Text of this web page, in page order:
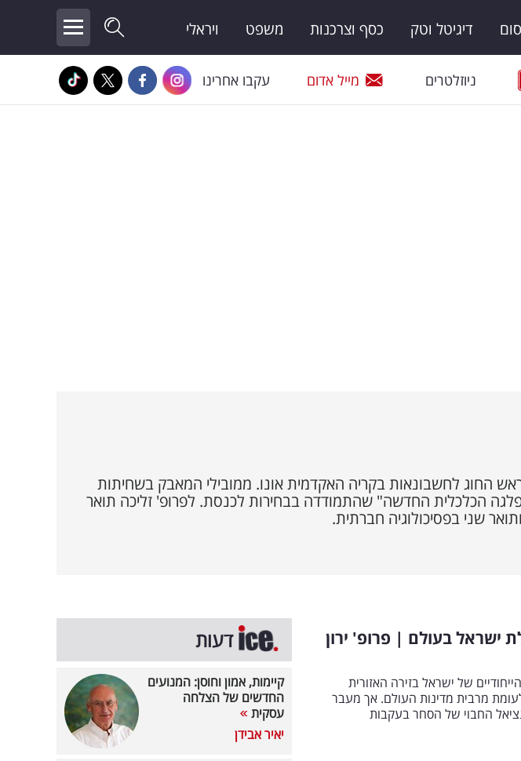
דיגיטל וטק כסף וצרכנות משפט ויראלי
ניוזלטרים מייל אדום עקבו אחרינו
החוג לחשבונאות בקריה האקדמית אונו. ממובילי המאבק בשחיתות
הכלכלית החדשה" שהתמודדה בבחירות לכנסת. לפרופ' זליכה תואר
שני בפסיכולוגיה חברתית.
ישראל בעולם | פרופ' ירון
של ישראל בזירה האזורית
מרבית מדינות העולם. אך מעבר
החבוי של הסחר בעקבות
דעות
קיימות, אמון וחוסן: המנועים
החדשים של הצלחה
עסקית
יאיר אבידן